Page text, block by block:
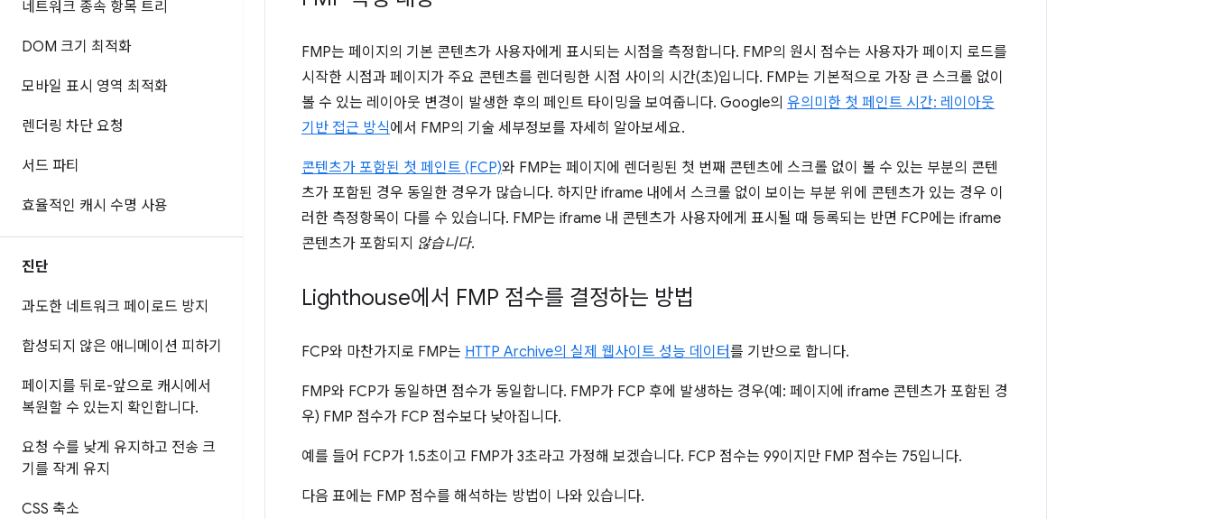
네트워크 종속 항목 트리
DOM 크기 최적화
모바일 표시 영역 최적화
렌더링 차단 요청
서드 파티
효율적인 캐시 수명 사용
진단
과도한 네트워크 페이로드 방지
합성되지 않은 애니메이션 피하기
페이지를 뒤로-앞으로 캐시에서
복원할 수 있는지 확인합니다.
요청 수를 낮게 유지하고 전송 크
기를 작게 유지
CSS 축소
FMP는 페이지의 기본 콘텐츠가 사용자에게 표시되는 시점을 측정합니다. FMP의 원시 점수는 사용자가 페이지 로드를
시작한 시점과 페이지가 주요 콘텐츠를 렌더링한 시점 사이의 시간(초)입니다. FMP는 기본적으로 가장 큰 스크롤 없이
볼 수 있는 레이아웃 변경이 발생한 후의 페인트 타이밍을 보여줍니다. Google의 유의미한 첫 페인트 시간: 레이아웃
기반 접근 방식에서 FMP의 기술 세부정보를 자세히 알아보세요.
콘텐츠가 포함된 첫 페인트 (FCP)와 FMP는 페이지에 렌더링된 첫 번째 콘텐츠에 스크롤 없이 볼 수 있는 부분의 콘텐
츠가 포함된 경우 동일한 경우가 많습니다. 하지만 iframe 내에서 스크롤 없이 보이는 부분 위에 콘텐츠가 있는 경우 이
러한 측정항목이 다를 수 있습니다. FMP는 iframe 내 콘텐츠가 사용자에게 표시될 때 등록되는 반면 FCP에는 iframe
콘텐츠가 포함되지 않습니다.
Lighthouse에서 FMP 점수를 결정하는 방법
FCP와 마찬가지로 FMP는 HTTP Archive의 실제 웹사이트 성능 데이터를 기반으로 합니다.
FMP와 FCP가 동일하면 점수가 동일합니다. FMP가 FCP 후에 발생하는 경우(예: 페이지에 iframe 콘텐츠가 포함된 경
우) FMP 점수가 FCP 점수보다 낮아집니다.
예를 들어 FCP가 1.5초이고 FMP가 3초라고 가정해 보겠습니다. FCP 점수는 99이지만 FMP 점수는 75입니다.
다음 표에는 FMP 점수를 해석하는 방법이 나와 있습니다.